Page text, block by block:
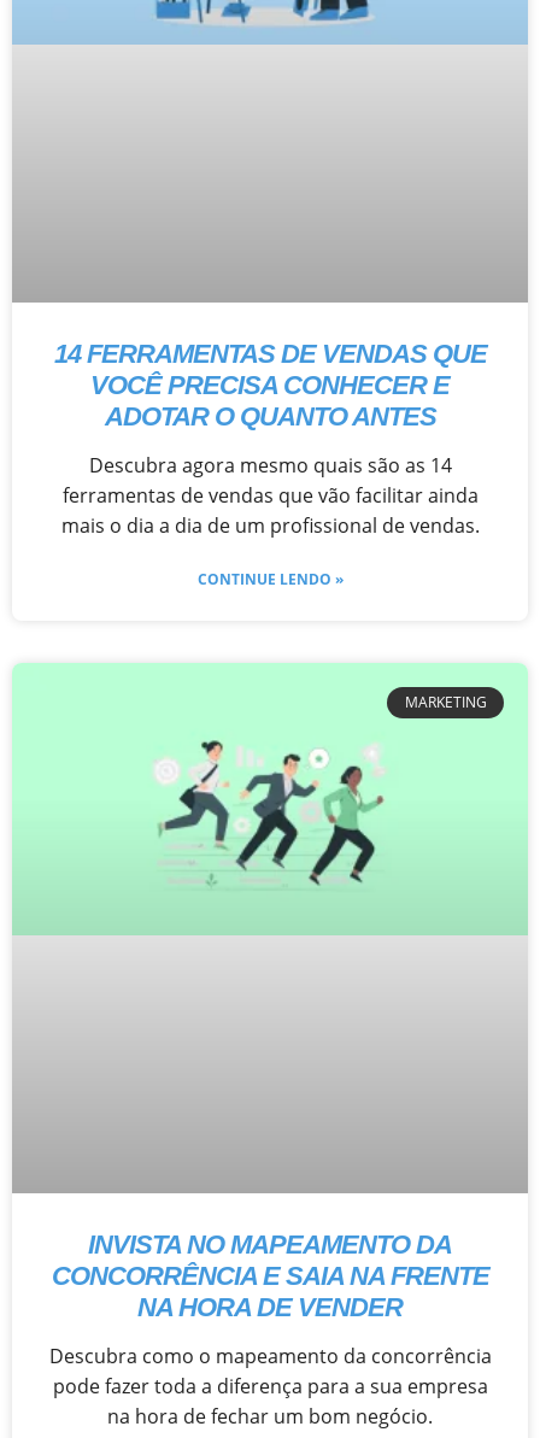
14 FERRAMENTAS DE VENDAS QUE
VOCÊ PRECISA CONHECER E
ADOTAR O QUANTO ANTES
Descubra agora mesmo quais são as 14
ferramentas de vendas que vão facilitar ainda
mais o dia a dia de um profissional de vendas.
CONTINUE LENDO »
MARKETING
INVISTA NO MAPEAMENTO DA
CONCORRÊNCIA E SAIA NA FRENTE
NA HORA DE VENDER
Descubra como o mapeamento da concorrência
pode fazer toda a diferença para a sua empresa
na hora de fechar um bom negócio.